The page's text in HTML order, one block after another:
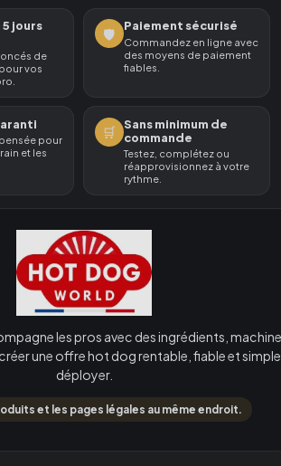
5 jours
de
vos
🛡️ Paiement sécurisé
Commandez en ligne avec
des moyens de paiement
fiables.
pour
et les
🛒
Sans minimum de
commande
Testez, complétez ou
réapprovisionnez à votre
rythme.
les pros avec des ingrédients,
une offre hot dog rentable, fiable et
déployer.
et les pages légales au même endroit.